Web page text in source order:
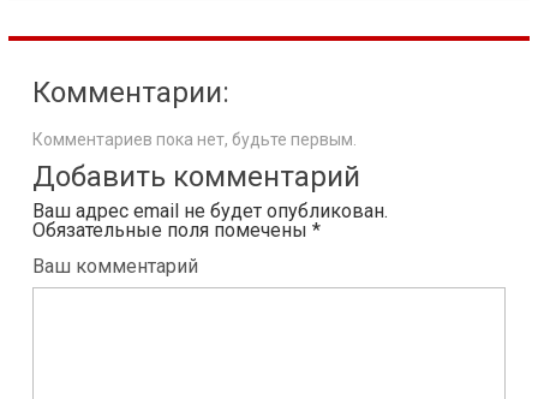
Комментарии:
Комментариев пока нет, будьте первым.
Добавить комментарий
Ваш адрес email не будет опубликован.
Обязательные поля помечены *
Ваш комментарий